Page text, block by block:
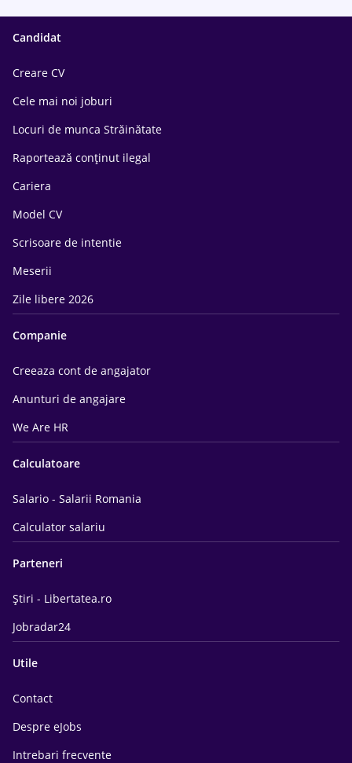
Candidat
Creare CV
Cele mai noi joburi
Locuri de munca Străinătate
Raportează conținut ilegal
Cariera
Model CV
Scrisoare de intentie
Meserii
Zile libere 2026
Companie
Creeaza cont de angajator
Anunturi de angajare
We Are HR
Calculatoare
Salario - Salarii Romania
Calculator salariu
Parteneri
Știri - Libertatea.ro
Jobradar24
Utile
Contact
Despre eJobs
Intrebari frecvente